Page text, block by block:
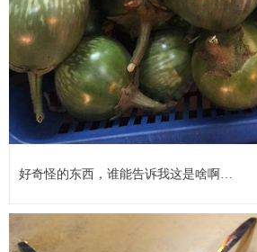
好奇怪的东西，谁能告诉我这是啥啊…